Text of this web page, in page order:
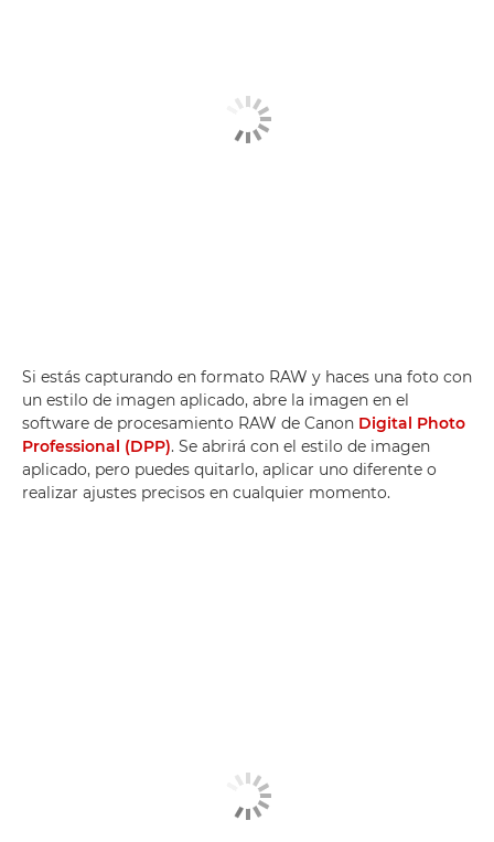
Si estás capturando en formato RAW y haces una foto con
un estilo de imagen aplicado, abre la imagen en el
software de procesamiento RAW de Canon Digital Photo
Professional (DPP). Se abrirá con el estilo de imagen
aplicado, pero puedes quitarlo, aplicar uno diferente o
realizar ajustes precisos en cualquier momento.